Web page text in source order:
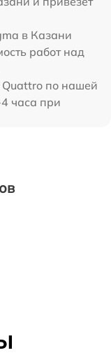
в Казани
работ над
по нашей
часа при